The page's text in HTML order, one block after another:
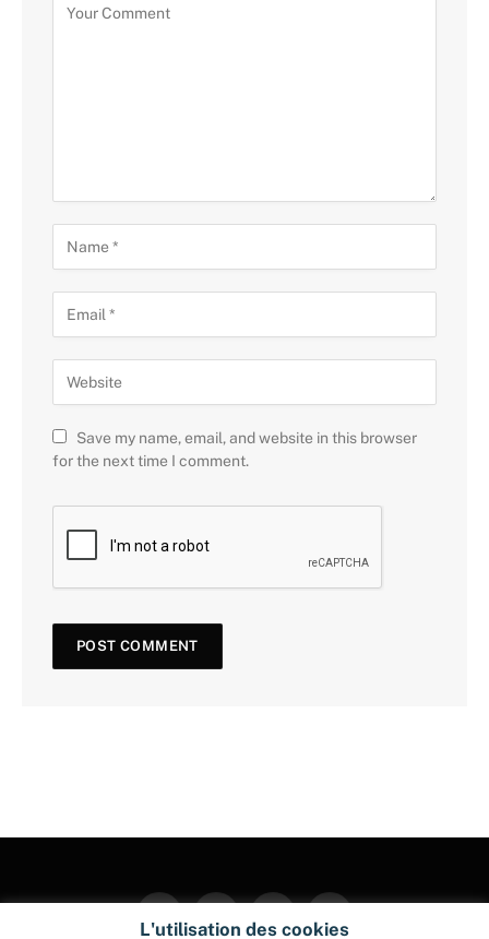
Save my name, email, and website in this browser
for the next time I comment.
FacebookTwitter InstagramPinterest
L'utilisation des cookies